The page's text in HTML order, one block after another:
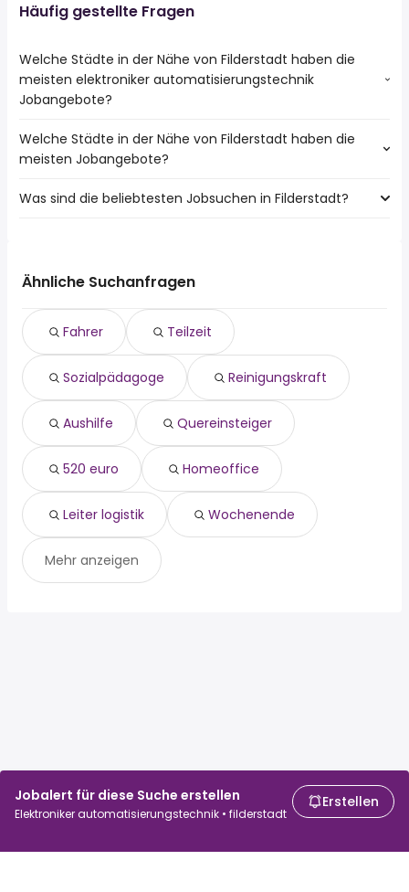
Jobalert für diese Suche erstellen
Elektroniker automatisierungstechnik • filderstadt
Erstellen
Häufig gestellte Fragen
Welche Städte in der Nähe von Filderstadt haben die
meisten elektroniker automatisierungstechnik
Jobangebote?
Städte in der Nähe von Filderstadt mit den meisten
elektroniker automatisierungstechnik Jobs:
Esslingen Am Neckar
Waldenbuch
Welche Städte in der Nähe von Filderstadt haben die
meisten Jobangebote?
10 Städte in der Nähe von Filderstadt mit den meisten
Böblingen
Metzingen
Neuhausen Auf Den Fildern
Weil Im Schönbuch
Aichtal
Pliezhausen
Was sind die beliebtesten Jobsuchen in Filderstadt?
teilzeit
reinigungskraft
aushilfe
quereinsteiger
520 euro
homeoffice
leiter logistik
wochenende
Ähnliche Suchanfragen
Fahrer Teilzeit
Sozialpädagoge Reinigungskraft
Aushilfe Quereinsteiger
520 euro Homeoffice
Leiter logistik Wochenende
Mehr anzeigen